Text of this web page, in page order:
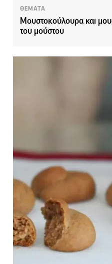
ΘΕΜΑΤΑ
Μουστοκούλουρα και
του μούστου